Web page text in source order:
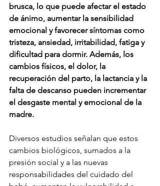
brusca, lo que puede afectar el estado
de ánimo, aumentar la sensibilidad
emocional y favorecer síntomas como
tristeza, ansiedad, irritabilidad, fatiga y
dificultad para dormir. Además, los
cambios físicos, el dolor, la
recuperación del parto, la lactancia y la
falta de descanso pueden incrementar
el desgaste mental y emocional de la
madre.
Diversos estudios señalan que estos
cambios biológicos, sumados a la
presión social y a las nuevas
responsabilidades del cuidado del